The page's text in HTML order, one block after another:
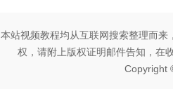
本站视频教程均从互联网搜索整理而
权，请附上版权证明邮件告知，在
Copyright